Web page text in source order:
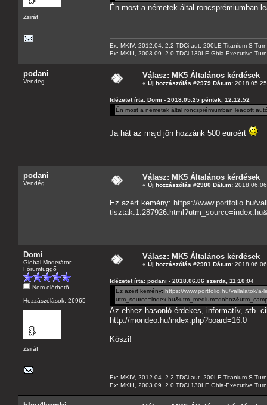
Zsiráf
Én most a németek által roncsprémiumban
Ex: MKIV, 2012.04. 2.2 TDCi aut. 200LE Titanium-S
Ex: MKIII, 2003.09. 2.0 TDCi 130LE Ghia-Executive
podani
Vendég
Válasz: MK5 Általános kérdések
« Új hozzászólás #2979 Dátum:
Idézetet írta: Domi - 2018.05.25 péntek, 12:12:52
Én most a németek által roncsprémiumban leadott
Ja hát az majd jön hozzánk 500 euroért
podani
Vendég
Válasz: MK5 Általános kérdések
« Új hozzászólás #2980 Dátum:
Ez azért kemény: https://www.portfolio.hu/
Domi
Globál Moderátor
Fórumfüggő
Nem elérhető
Hozzászólások: 26965
Zsiráf
Válasz: MK5 Általános kérdések
« Új hozzászólás #2981 Dátum:
Idézetet írta: podani - 2018.06.06 szerda, 11:10:04
Ez azért kemény: https://www.portfolio.hu/vallalatok/a-
Az ehhez hasonló érdekes, informatív, stb.
http://mondeo.hu/index.php?board=16.0
Köszi!
Ex: MKIV, 2012.04. 2.2 TDCi aut. 200LE Titanium-S
Ex: MKIII, 2003.09. 2.0 TDCi 130LE Ghia-Executive